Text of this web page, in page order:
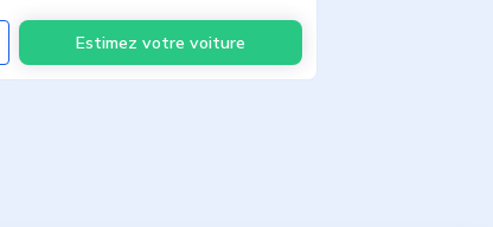
Estimez votre voiture